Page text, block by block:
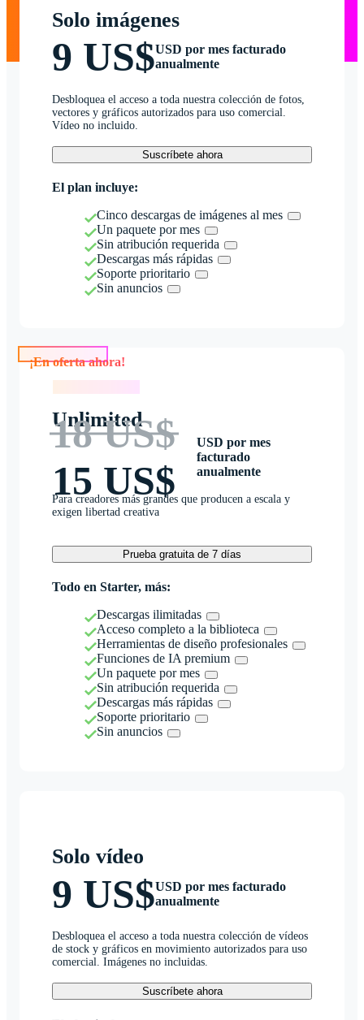
Solo imágenes
9 US$USD por mes facturado
anualmente
Desbloquea el acceso a toda nuestra colección de fotos,
vectores y gráficos autorizados para uso comercial.
Vídeo no incluido.
Suscríbete ahora
El plan incluye:
Cinco descargas de imágenes al mes
Un paquete por mes
Sin atribución requerida
Descargas más rápidas
Soporte prioritario
Sin anuncios
Unlimited
18 US$
15 US$
USD por mes
facturado
anualmente
Para creadores más grandes que producen a escala y
exigen libertad creativa
Prueba gratuita de 7 días
Todo en Starter, más:
Descargas ilimitadas
Acceso completo a la biblioteca
Herramientas de diseño profesionales
Funciones de IA premium
Un paquete por mes
Sin atribución requerida
Descargas más rápidas
Soporte prioritario
Sin anuncios
Solo vídeo
9 US$USD por mes facturado
anualmente
Desbloquea el acceso a toda nuestra colección de vídeos
de stock y gráficos en movimiento autorizados para uso
comercial. Imágenes no incluidas.
Suscríbete ahora